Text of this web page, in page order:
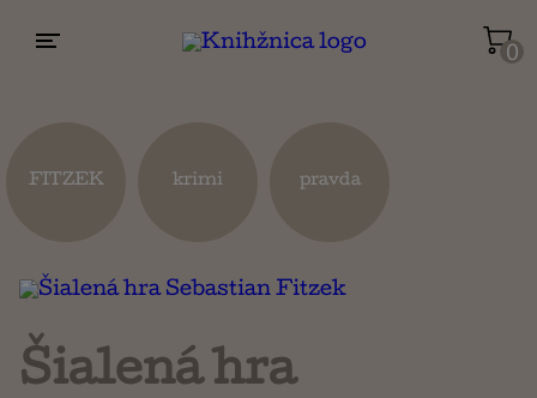
0
FITZEK krimi pravda
Šialená hra